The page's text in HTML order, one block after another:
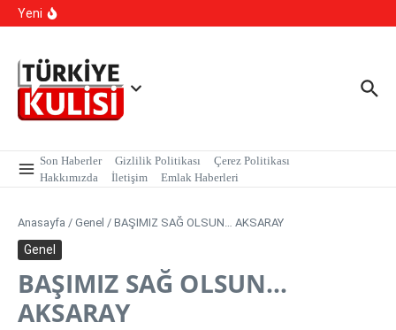
İçeriğe atla
Yeni
Yapay Zeka Sentetik Virüs Üretti
kapsamında, MASAK verileri üzerinde yapılan inceleme H.E
isimli şahıs tutuklandı.
Son Haberler Gizlilik Politikası
Çerez Politikası
Hakkımızda
İletişim Emlak Haberleri
Anasayfa / Genel / BAŞIMIZ SAĞ OLSUN… AKSARAY
Genel
BAŞIMIZ SAĞ OLSUN…
AKSARAY